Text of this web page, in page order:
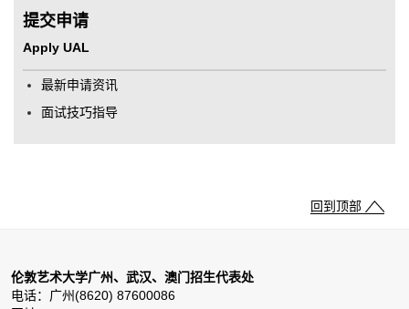
提交申请
Apply UAL
最新申请资讯
面试技巧指导
回到顶部
伦敦艺术大学广州、武汉、澳门招生代表处
电话：广州(8620) 87600086